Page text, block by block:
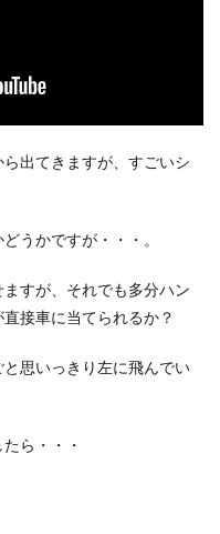
出てきますが、すごいシ
うかですが・・・。
すが、それでも多分ハン
接車に当てられるか？
思いっきり左に飛んでい
ら・・・